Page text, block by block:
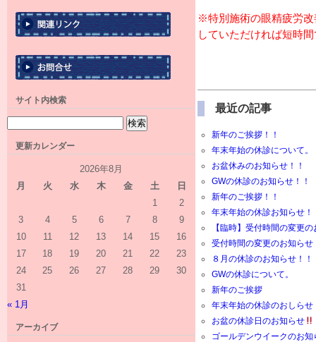
サイト内検索
更新カレンダー
2026年8月
月
火 水 木 金 土
日
1
2
3
4 5 6 7 8
9
10
11 12 13 14 15
16
17
18 19 20 21 22
23
24
25 26 27 28 29
30
31
« 1月
アーカイブ
※特別施術の眼精疲労
していただければ短時
最近の記事
新年のご挨拶！！
年末年始の休診について。
お盆休みのお知らせ！！
GWの休診のお知らせ！！
新年のご挨拶！！
年末年始の休診お知らせ！
【臨時】受付時間の変更
受付時間の変更のお知らせ
８月の休診のお知らせ！！
GWの休診について。
新年のご挨拶
年末年始の休診のおしらせ
お盆の休診日のお知らせ
ゴールデンウイークのお知